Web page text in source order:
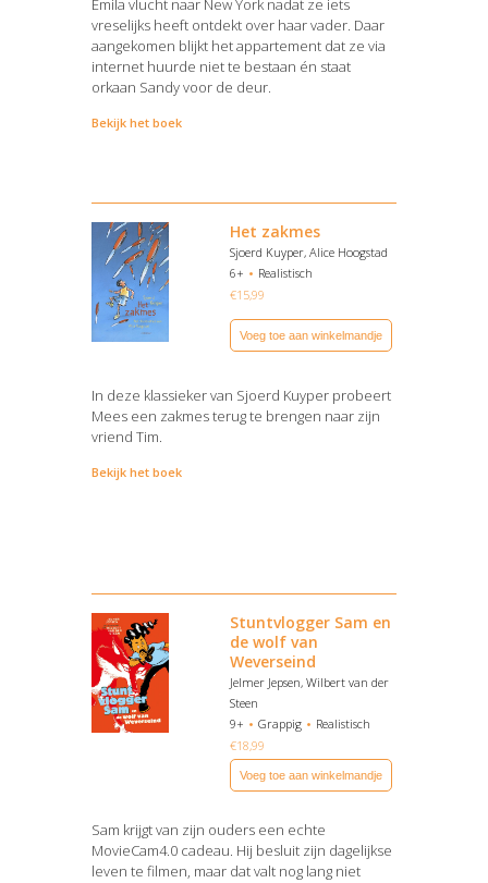
Emila vlucht naar New York nadat ze iets
vreselijks heeft ontdekt over haar vader. Daar
aangekomen blijkt het appartement dat ze via
internet huurde niet te bestaan én staat
orkaan Sandy voor de deur.
Bekijk het boek
Het zakmes
Sjoerd Kuyper, Alice Hoogstad
6+
Realistisch
€15,99
Voeg toe aan winkelmandje
In deze klassieker van Sjoerd Kuyper probeert
Mees een zakmes terug te brengen naar zijn
vriend Tim.
Bekijk het boek
Stuntvlogger Sam en
de wolf van
Weverseind
Jelmer Jepsen, Wilbert van der
Steen
9+
Grappig
Realistisch
€18,99
Voeg toe aan winkelmandje
Sam krijgt van zijn ouders een echte
MovieCam4.0 cadeau. Hij besluit zijn dagelijkse
leven te filmen, maar dat valt nog lang niet